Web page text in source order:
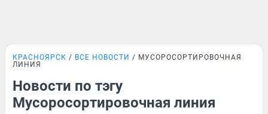
КРАСНОЯРСК ВСЕ НОВОСТИ
МУСОРОСОРТИРОВОЧНАЯ
ЛИНИЯ
Новости по тэгу
Мусоросортировочная линия